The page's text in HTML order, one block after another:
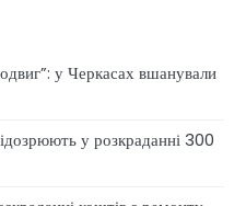
у Черкасах вшанували
у розкраданні 300